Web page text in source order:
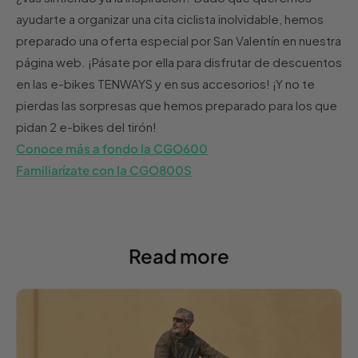
ayudarte a organizar una cita ciclista inolvidable, hemos
preparado una oferta especial por San Valentín en nuestra
página web. ¡Pásate por ella para disfrutar de descuentos
en las e-bikes TENWAYS y en sus accesorios! ¡Y no te
pierdas las sorpresas que hemos preparado para los que
pidan 2 e-bikes del tirón!
Conoce más a fondo la CGO600
Familiarízate con la CGO800S
Read more